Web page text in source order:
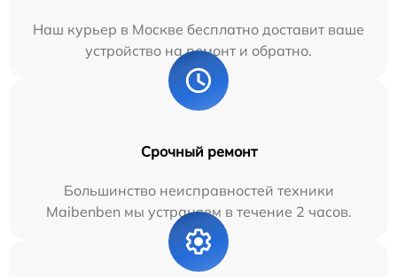
Наш курьер в Москве бесплатно доставит ваше
устройство на ремонт и обратно.
Срочный ремонт
Большинство неисправностей техники
Maibenben мы устраняем в течение 2 часов.